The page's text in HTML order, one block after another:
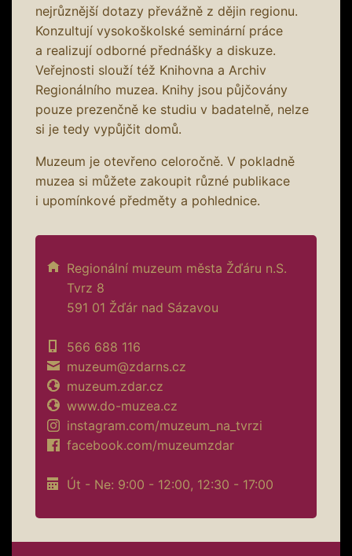
nejrůznější dotazy převážně z dějin regionu.
Konzultují vysokoškolské seminární práce
a realizují odborné přednášky a diskuze.
Veřejnosti slouží též Knihovna a Archiv
Regionálního muzea. Knihy jsou půjčovány
pouze prezenčně ke studiu v badatelně, nelze
si je tedy vypůjčit domů.
Muzeum je otevřeno celoročně. V pokladně
muzea si můžete zakoupit různé publikace
i upomínkové předměty a pohlednice.
Regionální muzeum města Žďáru n.S.
Tvrz 8
591 01 Žďár nad Sázavou
566 688 116
muzeum@zdarns.cz
muzeum.zdar.cz
www.do-muzea.cz
instagram.com/muzeum_na_tvrzi
facebook.com/muzeumzdar
Út - Ne: 9:00 - 12:00, 12:30 - 17:00